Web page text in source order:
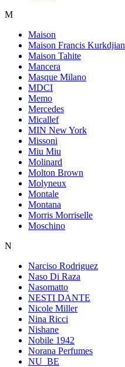
M
Maison
Maison Francis Kurkdjian
Maison Tahite
Mancera
Masque Milano
MDCI
Memo
Mercedes
Micallef
MIN New York
Missoni
Miu Miu
Molinard
Molton Brown
Molyneux
Montale
Montana
Morris Morriselle
Moschino
N
Narciso Rodriguez
Naso Di Raza
Nasomatto
NESTI DANTE
Nicole Miller
Nina Ricci
Nishane
Nobile 1942
Norana Perfumes
NU_BE